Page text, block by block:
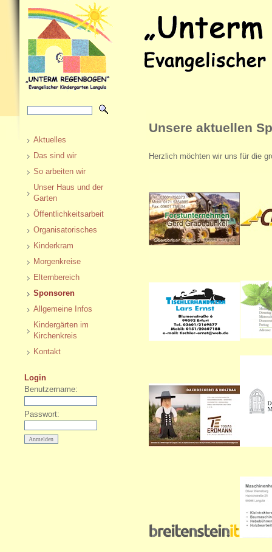
Aktuelles
Das sind wir
So arbeiten wir
Unser Haus und der
Garten
Öffentlichkeitsarbeit
Organisatorisches
Kinderkram
Morgenkreise
Elternbereich
Sponsoren
Allgemeine Infos
Kindergärten im
Kirchenkreis
Kontakt
Login
Benutzername:
Passwort:
Unsere aktuellen
Herzlich möchten wir uns für die